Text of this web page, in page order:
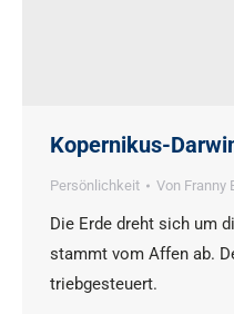
Kopernikus-
Persönlichkeit Von Franny
Die Erde dreht sich um
stammt vom Affen ab.
triebgesteuert.